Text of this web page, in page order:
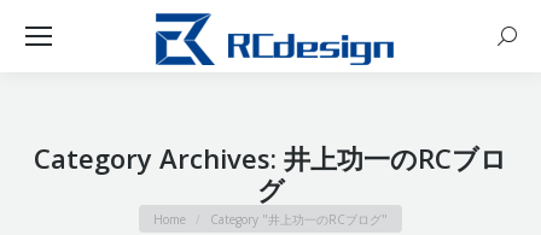
Category Archives: 井上功一のRCブロ
グ
You are here:
Home Category "井上功一のRCブログ"